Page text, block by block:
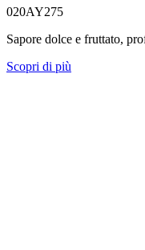
020AY275
Sapore dolce e fruttato,
Scopri di più